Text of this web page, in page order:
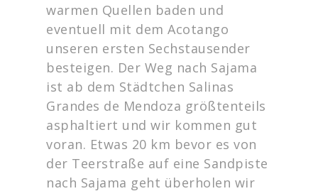
warmen Quellen baden und
eventuell mit dem Acotango
unseren ersten Sechstausender
besteigen. Der Weg nach Sajama
ist ab dem Städtchen Salinas
Grandes de Mendoza größtenteils
asphaltiert und wir kommen gut
voran. Etwas 20 km bevor es von
der Teerstraße auf eine Sandpiste
nach Sajama geht überholen wir